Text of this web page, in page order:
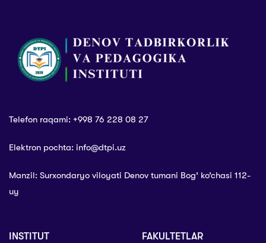
Telefon raqami: +998 76 228 08 27
Elektron pochta: info@dtpi.uz
Manzil: Surxondaryo viloyati Denov tumani Bog’ ko’chasi 112-
uy
INSTITUT FAKULTETLAR